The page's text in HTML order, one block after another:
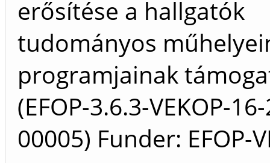
erősítése a hallgatók
tudományos
programjainak
(EFOP-3.6.3-VEKOP-
00005) Funder: EFOP-